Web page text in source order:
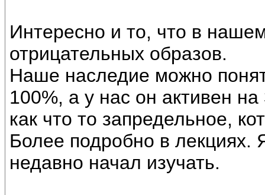
Интересно и то, что в
отрицательных образов.
Наше наследие можно
100%, а у нас он активен
как что то запредельное,
Более подробно в лекциях.
недавно начал изучать.